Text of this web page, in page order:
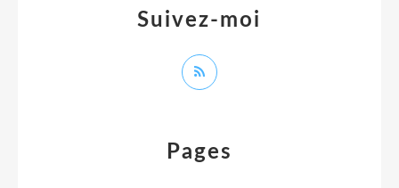
Pages
Suivez-moi